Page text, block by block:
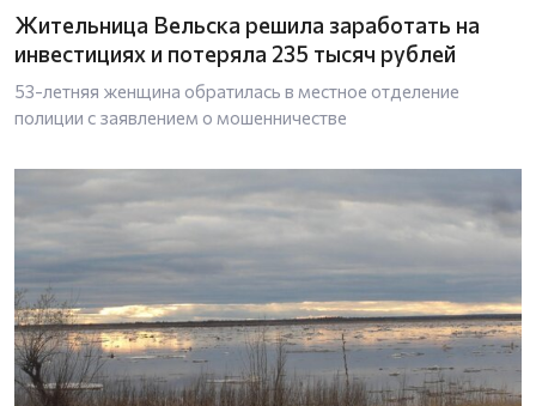
Жительница Вельска решила заработать на
инвестициях и потеряла 235 тысяч рублей
53-летняя женщина обратилась в местное отделение
полиции с заявлением о мошенничестве